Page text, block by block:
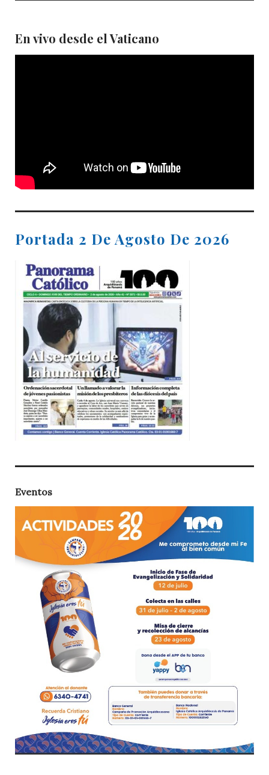
En vivo desde el Vaticano
Portada 2 De Agosto De 2026
Eventos